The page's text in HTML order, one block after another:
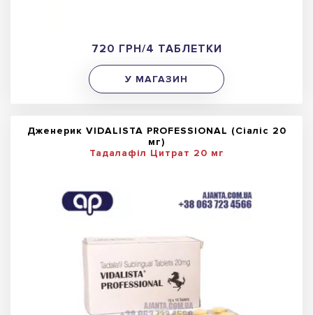
720 ГРН/4 ТАБЛЕТКИ
У МАГАЗИН
Дженерик VIDALISTA PROFESSIONAL (Сіаліс 20
мг)
Тадалафіл Цитрат 20 мг